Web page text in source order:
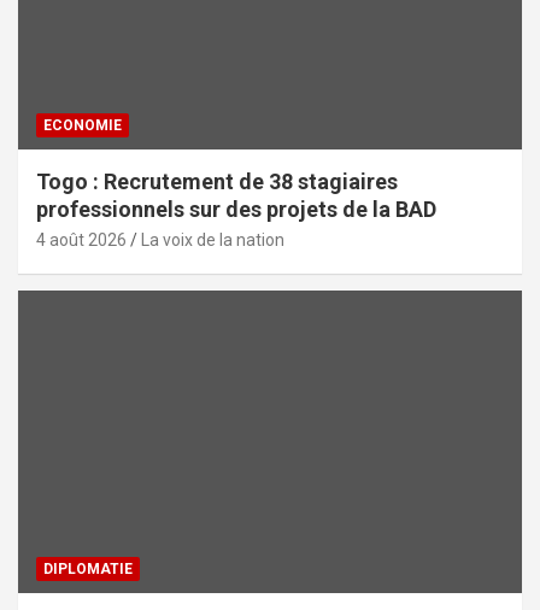
ECONOMIE
Togo : Recrutement de 38 stagiaires
professionnels sur des projets de la BAD
4 août 2026 La voix de la nation
DIPLOMATIE